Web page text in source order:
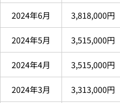
2024年6月 3,818,000円
2024年5月 3,515,000円
2024年4月 3,515,000円
2024年3月 3,313,000円